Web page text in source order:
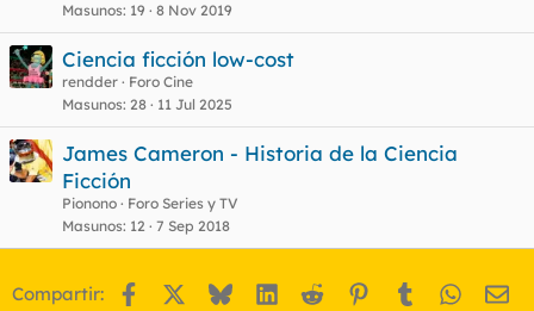
Masunos 19 8 Nov 2019
Ciencia ficción low-cost
rendder
Foro Cine
Masunos 28 11 Jul 2025
James Cameron - Historia de la Ciencia
Ficción
Pionono
Foro Series y TV
Masunos 12 7 Sep 2018
Compartir: Facebook BlueskyLinkedIn
Reddit Pinterest
Tumblr